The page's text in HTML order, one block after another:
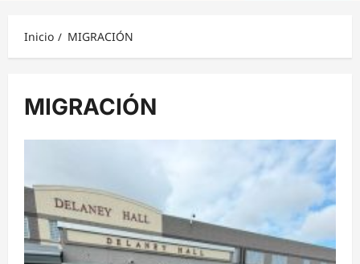
Inicio MIGRACIÓN
MIGRACIÓN